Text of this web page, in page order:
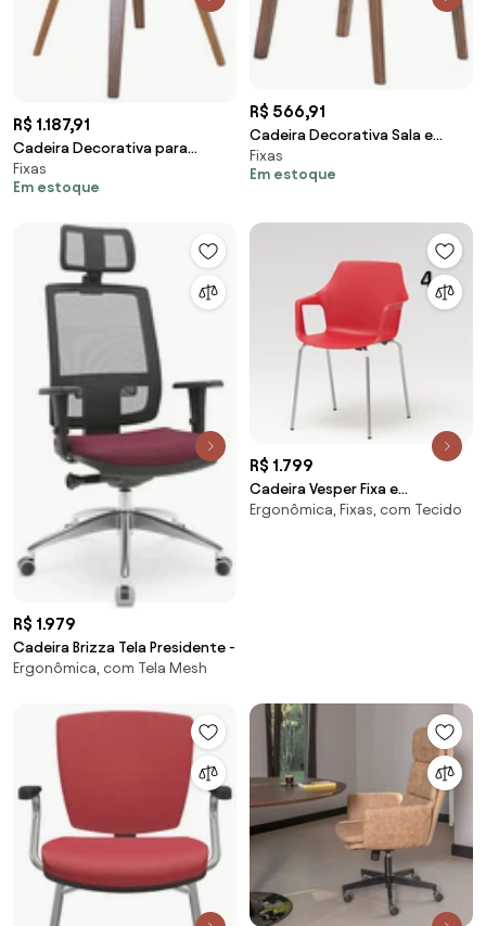
R$ 1.187,91
Cadeira Decorativa para
Escritório Recepção Ohana Fixa
Linho Bege G56 - Gran Belo
Fixas
Em estoque
R$ 566,91
Cadeira Decorativa Sala e
Escritório Zion Madeira
Nogueira (PU) Preto G56 - Gran
Fixas
Em estoque
R$ 1.979
Cadeira Brizza Tela Presidente -
Ergonômica, com Tela Mesh
R$ 1.799
Cadeira Vesper Fixa e
Empilhável -
Ergonômica, Fixas, com Tecido